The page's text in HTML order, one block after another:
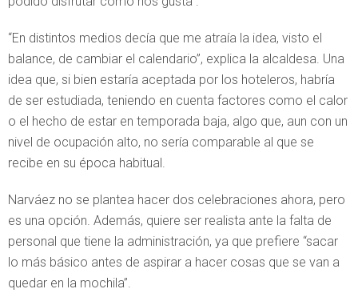
“En distintos medios decía que me atraía la idea, visto el
balance, de cambiar el calendario”, explica la alcaldesa. Una
idea que, si bien estaría aceptada por los hoteleros, habría
de ser estudiada, teniendo en cuenta factores como el calor
o el hecho de estar en temporada baja, algo que, aun con un
nivel de ocupación alto, no sería comparable al que se
recibe en su época habitual.
Narváez no se plantea hacer dos celebraciones ahora, pero
es una opción. Además, quiere ser realista ante la falta de
personal que tiene la administración, ya que prefiere “sacar
lo más básico antes de aspirar a hacer cosas que se van a
quedar en la mochila”.